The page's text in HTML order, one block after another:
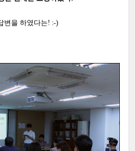
변을 하였다는! :-)